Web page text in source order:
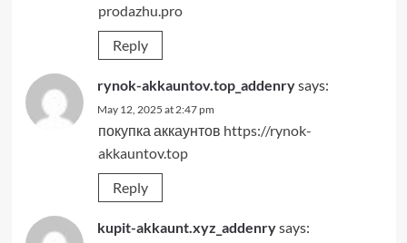
prodazhu.pro
Reply
rynok-akkauntov.top_addenrysays:
May 12, 2025 at 2:47 pm
покупка аккаунтов https://rynok-
akkauntov.top
Reply
kupit-akkaunt.xyz_addenrysays: